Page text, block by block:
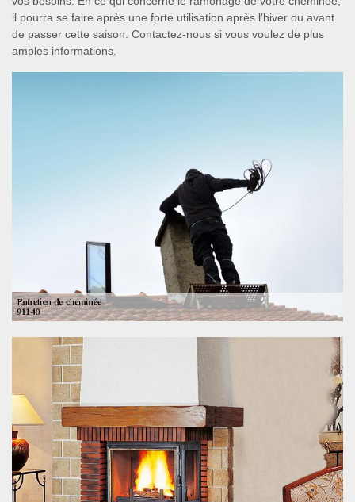
il pourra se faire après une forte utilisation après l’hiver ou avant
de passer cette saison. Contactez-nous si vous voulez de plus
amples informations.